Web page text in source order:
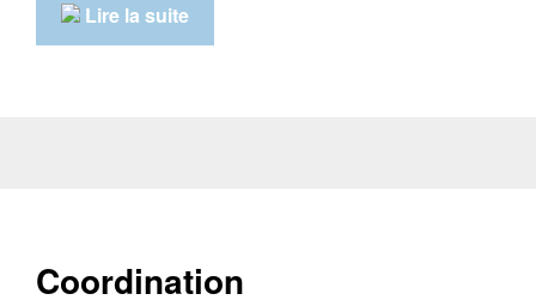
Lire la suite
Coordination